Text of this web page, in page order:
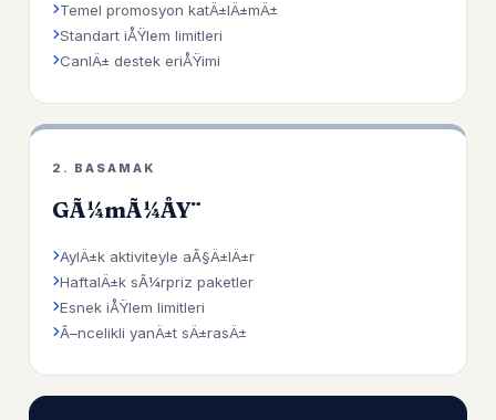
Temel promosyon katÄ±lÄ±mÄ±
Standart iÅŸlem limitleri
CanlÄ± destek eriÅŸimi
2. BASAMAK
GÃ¼mÃ¼ÅŸ
AylÄ±k aktiviteyle aÃ§Ä±lÄ±r
HaftalÄ±k sÃ¼rpriz paketler
Esnek iÅŸlem limitleri
Ã–ncelikli yanÄ±t sÄ±rasÄ±